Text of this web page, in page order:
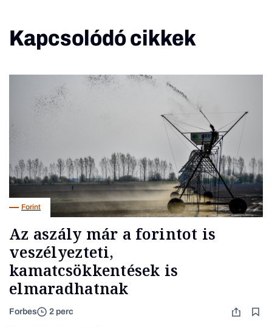
Kapcsolódó cikkek
Forint
Az aszály már a forintot is
veszélyezteti,
kamatcsökkentések is
elmaradhatnak
Forbes 2 perc